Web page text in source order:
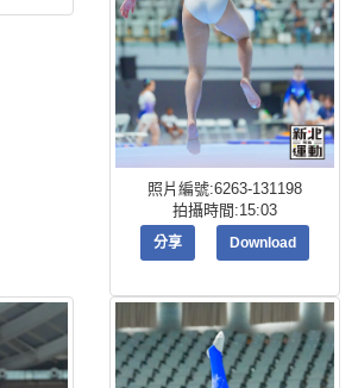
照片編號:6263-131198
拍攝時間:15:03
分享 Download